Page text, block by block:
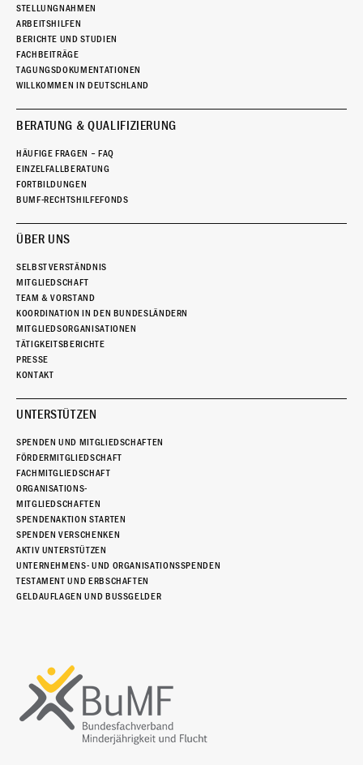
STELLUNGNAHMEN
ARBEITSHILFEN
BERICHTE UND STUDIEN
FACHBEITRÄGE
TAGUNGSDOKUMENTATIONEN
WILLKOMMEN IN DEUTSCHLAND
BERATUNG & QUALIFIZIERUNG
HÄUFIGE FRAGEN – FAQ
EINZELFALLBERATUNG
FORTBILDUNGEN
BUMF-RECHTSHILFEFONDS
ÜBER UNS
SELBSTVERSTÄNDNIS
MITGLIEDSCHAFT
TEAM & VORSTAND
KOORDINATION IN DEN BUNDESLÄNDERN
MITGLIEDSORGANISATIONEN
TÄTIGKEITSBERICHTE
PRESSE
KONTAKT
UNTERSTÜTZEN
SPENDEN UND MITGLIEDSCHAFTEN
FÖRDERMITGLIEDSCHAFT
FACHMITGLIEDSCHAFT
ORGANISATIONS-
MITGLIEDSCHAFTEN
SPENDENAKTION STARTEN
SPENDEN VERSCHENKEN
AKTIV UNTERSTÜTZEN
UNTERNEHMENS- UND ORGANISATIONSSPENDEN
TESTAMENT UND ERBSCHAFTEN
GELDAUFLAGEN UND BUSSGELDER